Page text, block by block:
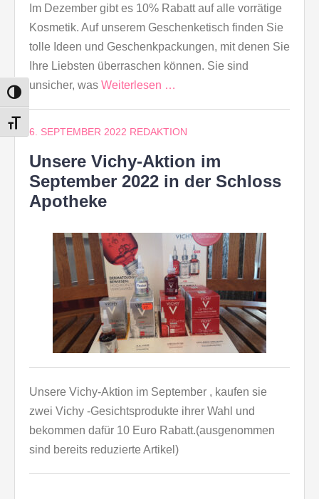
UMSCHALTEN AUF HOHE KONTRASTE
SCHRIFT VERGRÖSSERN
Im Dezember gibt es 10% Rabatt auf alle vorrätige
Kosmetik. Auf unserem Geschenketisch finden Sie
tolle Ideen und Geschenkpackungen, mit denen Sie
Ihre Liebsten überraschen können. Sie sind
unsicher, was Weiterlesen …
6. SEPTEMBER 2022 REDAKTION
Unsere Vichy-Aktion im
September 2022 in der Schloss
Apotheke
Unsere Vichy-Aktion im September , kaufen sie
zwei Vichy -Gesichtsprodukte ihrer Wahl und
bekommen dafür 10 Euro Rabatt.(ausgenommen
sind bereits reduzierte Artikel)